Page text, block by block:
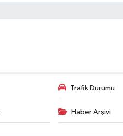
Trafik Durumu
Haber Arşivi